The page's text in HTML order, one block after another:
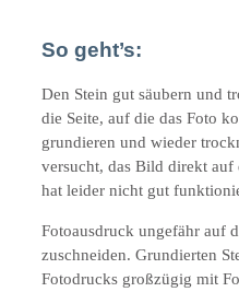
So geht’s:
Den Stein gut säubern und
die Seite, auf die das Foto
grundieren und wieder
versucht, das Bild direkt auf
hat leider nicht gut
Fotoausdruck ungefähr auf
zuschneiden. Grundierten
Fotodrucks großzügig mit